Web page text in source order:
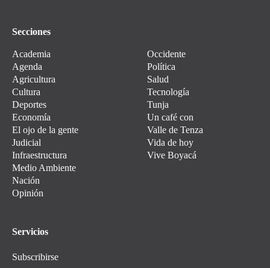
Secciones
Academia
Agenda
Agricultura
Cultura
Deportes
Economía
El ojo de la gente
Judicial
Infraestructura
Medio Ambiente
Nación
Opinión
Occidente
Política
Salud
Tecnología
Tunja
Un café con
Valle de Tenza
Vida de hoy
Vive Boyacá
Servicios
Subscribirse